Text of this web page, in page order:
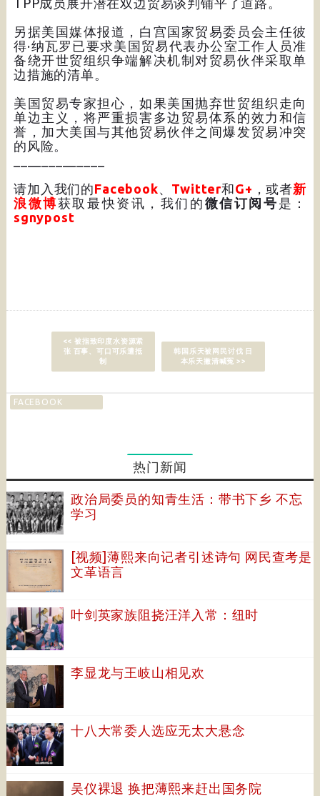
TPP成员展开潜在双边贸易谈判铺平了道路。
另据美国媒体报道，白宫国家贸易委员会主任彼
得·纳瓦罗已要求美国贸易代表办公室工作人员准
备绕开世贸组织争端解决机制对贸易伙伴采取单
边措施的清单。
美国贸易专家担心，如果美国抛弃世贸组织走向
单边主义，将严重损害多边贸易体系的效力和信
誉，加大美国与其他贸易伙伴之间爆发贸易冲突
的风险。
请加入我们的Facebook、 Twitter和G+ ，或者新
浪微博获取最快资讯，我们的 微信订阅号 是：
sgnypost
<< 被指致印度水资源紧
张 百事、可口可乐遭抵
制
韩国乐天被网民讨伐 日
本乐天撇清喊冤 >>
FACEBOOK
热门新闻
政治局委员的知青生活：带书下乡 不忘
学习
[视频]薄熙来向记者引述诗句 网民查考是
文革语言
叶剑英家族阻挠汪洋入常：纽时
李显龙与王岐山相见欢
十八大常委人选应无太大悬念
吴仪裸退 换把薄熙来赶出国务院